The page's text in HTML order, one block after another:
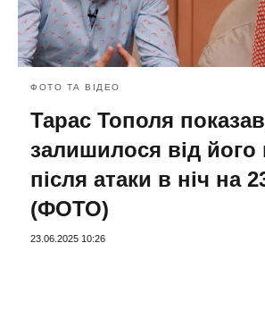
ФОТО ТА ВІДЕО
Тарас Тополя
залишилося від його
після атаки в ніч на
(ФОТО)
23.06.2025 10:26